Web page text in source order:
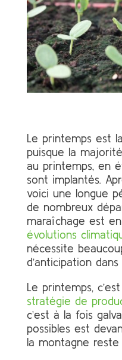
Le printemps est
puisque la
au printemps, en
sont implantés.
voici une longue
de nombreux
maraîchage est
évolutions
nécessite
d’anticipation
Le printemps,
stratégie de
c’est à la fois
possibles est
la montagne reste